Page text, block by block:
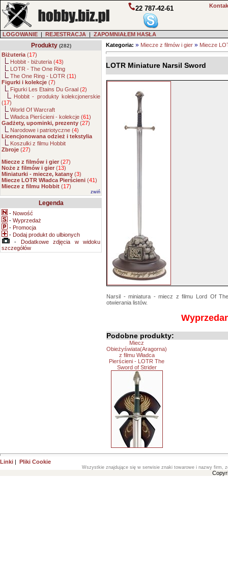
22 787-42-61
LOGOWANIE | REJESTRACJA | ZAPOMNIAŁEM HASŁA
Produkty (282)
Biżuteria (17)
Hobbit - biżuteria (43)
LOTR - The One Ring
The One Ring - LOTR (11)
Figurki i kolekcje (7)
Figurki Les Etains Du Graal (2)
Hobbit - produkty kolekcjonerskie
(17)
World Of Warcraft
Władca Pierścieni - kolekcje (61)
Gadżety, upominki, prezenty (27)
Narodowe i patriotyczne (4)
Licencjonowana odzież i tekstylia
Koszulki z filmu Hobbit
Zbroje (27)
Miecze z filmów i gier (27)
Noże z filmów i gier (13)
Miniaturki - miecze, katany (3)
Miecze LOTR Władca Pierścieni (41)
Miecze z filmu Hobbit (17)
zwiń
Legenda
- Nowość
- Wyprzedaż
- Promocja
- Dodaj produkt do ulbionych
- Dodatkowe zdjęcia w widoku
szczegółów
Kategoria: » Miecze z filmów i gier » Miecze
LOTR Miniature Narsil Sword
Narsil - miniatura - miecz z filmu Lord Of
otwierania listów.
Podobne produkty:
Miecz
Obieżyświata(Aragorna)
z filmu Władca
Pierścieni - LOTR The
Sword of Strider
Linki | Pliki Cookie
Wszystkie znajdujące się w serwisie znaki towarowe i nazwy firm,